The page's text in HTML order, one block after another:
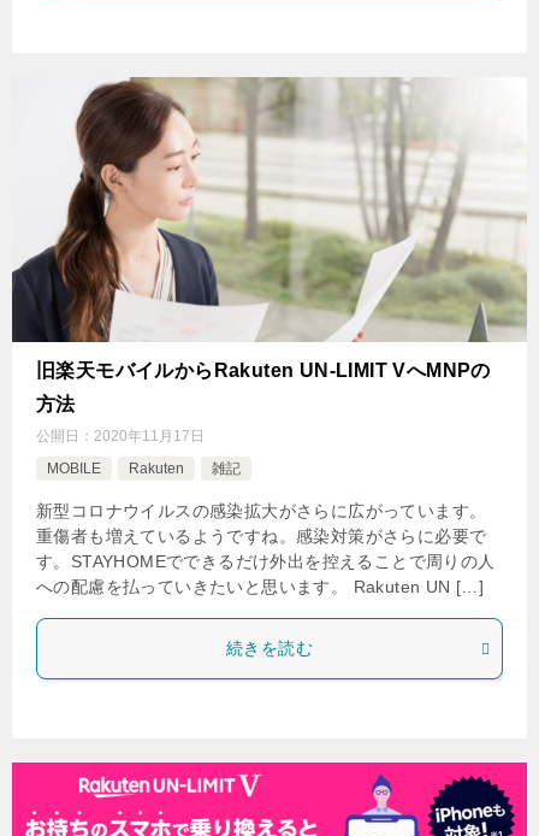
旧楽天モバイルからRakuten UN-LIMIT VへMNPの
方法
公開日： 2020年11月17日
MOBILE
Rakuten 雑記
新型コロナウイルスの感染拡大がさらに広がっています。
重傷者も増えているようですね。感染対策がさらに必要で
す。STAYHOMEでできるだけ外出を控えることで周りの人
への配慮を払っていきたいと思います。 Rakuten UN […]
続きを読む